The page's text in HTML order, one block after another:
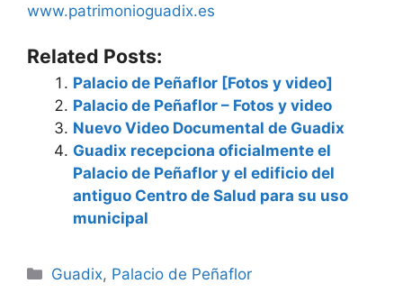
www.patrimonioguadix.es
Related Posts:
Palacio de Peñaflor [Fotos y video]
Palacio de Peñaflor – Fotos y video
Nuevo Video Documental de Guadix
Guadix recepciona oficialmente el
Palacio de Peñaflor y el edificio del
antiguo Centro de Salud para su uso
municipal
Categorías
Guadix, Palacio de Peñaflor